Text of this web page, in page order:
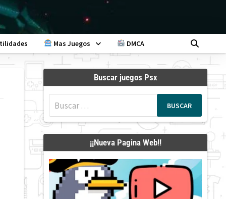
Mas Juegos DMCA
Buscar juegos Psx
¡¡Nueva Pagina Web!!